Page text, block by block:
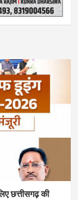
छत्तीसगढ़ की